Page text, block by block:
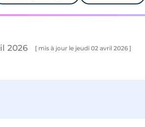
2026 [ mis à jour le jeudi 02 avril 2026 ]